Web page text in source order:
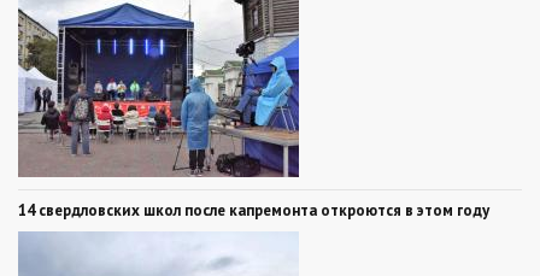
14 свердловских школ после капремонта откроются в этом году